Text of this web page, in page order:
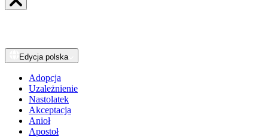
Edycja polska
Adopcja
Uzależnienie
Nastolatek
Akceptacja
Anioł
Apostoł